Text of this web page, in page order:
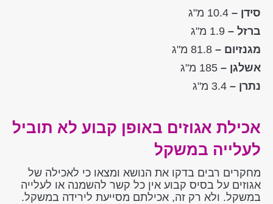
סידן – 10.4 מ"ג
ברזל – 1.9 מ"ג
מגנזיום – 81.8 מ"ג
אשלגן – 185 מ"ג
נתרן – 3.4 מ"ג
אכילת אגוזים באופן קבוע לא תוביל
לעלייה במשקל
מחקרים רבים בדקו את הנושא ומצאו כי לאכילה של
אגוזים על בסיס קבוע אין כל קשר להשמנה או לעלייה
במשקל. ולא רק זה, אכילתם מסייעת לירידה במשקל.